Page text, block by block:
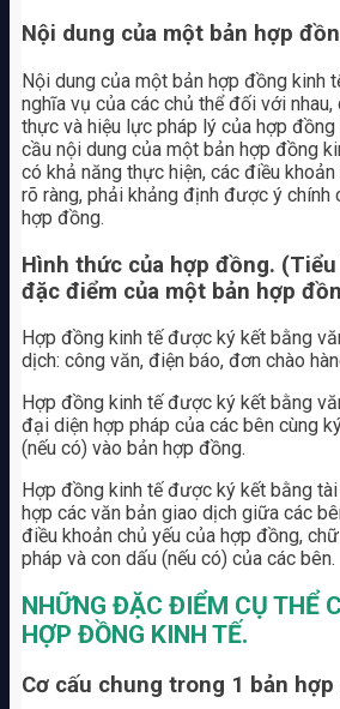
Nội dung của một bản hợp
Nội dung của một bản hợp đồng kinh
nghĩa vụ của các chủ thể đối với
thực và hiệu lực pháp lý của hợp đồng
cầu nội dung của một bản hợp đồng
có khả năng thực hiện, các điều
rõ ràng, phải khảng định được ý chính
hợp đồng.
Hình thức của hợp đồng.
đặc điểm của một bản hợp
Hợp đồng kinh tế được ký kết bằng
dịch: công văn, điện báo, đơn chào
Hợp đồng kinh tế được ký kết bằng
đại diện hợp pháp của các bên cùng
(nếu có) vào bản hợp đồng.
Hợp đồng kinh tế được ký kết bằng
hợp các văn bản giao dịch giữa các
điều khoản chủ yếu của hợp đồng,
pháp và con dấu (nếu có) của các bên.
NHỮNG ĐẶC ĐIỂM CỤ THỂ
HỢP ĐỒNG KINH TẾ.
Cơ cấu chung trong 1 bản hợp